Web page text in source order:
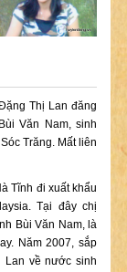
Thị Lan đăng
Văn Nam, sinh
Trăng. Mất liên
Tĩnh đi xuất khẩu
Tại đây chị
Bùi Văn Nam, là
Năm 2007, sắp
Lan về nước sinh